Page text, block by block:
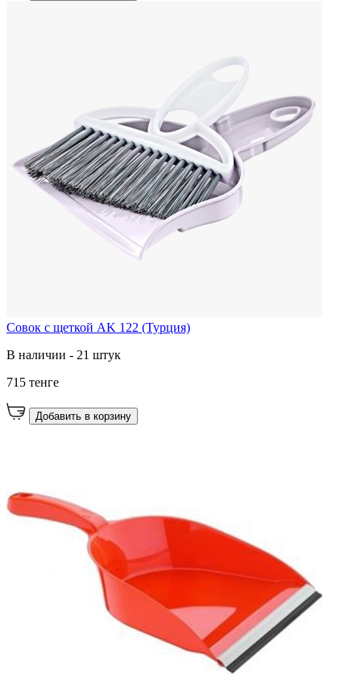
Совок с щеткой AK 122 (Турция)
В наличии - 21 штук
715 тенге
Добавить в корзину